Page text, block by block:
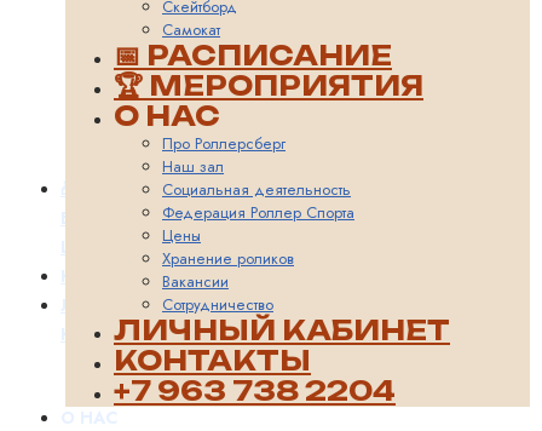
Скейтборд
Самокат
📅 РАСПИСАНИЕ
🏆 МЕРОПРИЯТИЯ
О НАС
Про Роллерсберг
Наш зал
Социальная деятельность
Федерация Роллер Спорта
Цены
Хранение роликов
Вакансии
Сотрудничество
ЛИЧНЫЙ КАБИНЕТ
КОНТАКТЫ
+7 963 738 2204
Федерация
Роллер
Спорта
Цены
Хранение
роликов
Сотрудничество
БЕСПЛАТНАЯ
КОНТАКТЫ
КАБИНЕТ